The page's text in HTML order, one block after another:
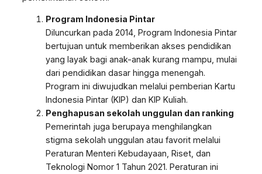
Program Indonesia Pintar
Diluncurkan pada 2014, Program Indonesia Pintar
bertujuan untuk memberikan akses pendidikan
yang layak bagi anak-anak kurang mampu, mulai
dari pendidikan dasar hingga menengah.
Program ini diwujudkan melalui pemberian Kartu
Indonesia Pintar (KIP) dan KIP Kuliah.
Penghapusan sekolah unggulan dan ranking
Pemerintah juga berupaya menghilangkan
stigma sekolah unggulan atau favorit melalui
Peraturan Menteri Kebudayaan, Riset, dan
Teknologi Nomor 1 Tahun 2021. Peraturan ini